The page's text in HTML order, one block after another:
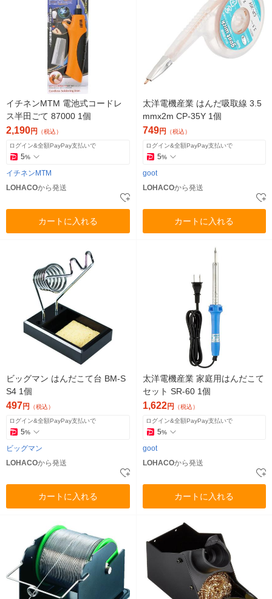
イチネンMTM 電池式コードレ
ス半田ごて 87000 1個
2,190円 （税込）
ログイン&全額PayPay支払いで
5%
イチネンMTM
LOHACOから発送
カートに入れる
太洋電機産業 はんだ吸取線 3.5
mmx2m CP-35Y 1個
749円 （税込）
ログイン&全額PayPay支払いで
5%
goot
LOHACOから発送
カートに入れる
ビッグマン はんだこて台 BM-S
S4 1個
497円 （税込）
ログイン&全額PayPay支払いで
5%
ビッグマン
LOHACOから発送
カートに入れる
太洋電機産業 家庭用はんだこて
セット SR-60 1個
1,622円 （税込）
ログイン&全額PayPay支払いで
5%
goot
LOHACOから発送
カートに入れる